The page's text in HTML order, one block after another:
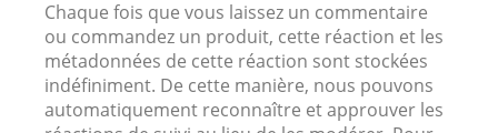
Chaque fois que vous laissez un commentaire
ou commandez un produit, cette réaction et les
métadonnées de cette réaction sont stockées
indéfiniment. De cette manière, nous pouvons
automatiquement reconnaître et approuver les